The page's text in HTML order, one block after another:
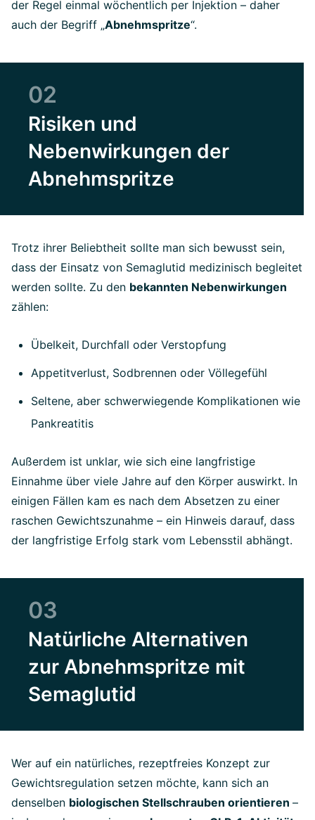
der Regel einmal wöchentlich per Injektion – daher
auch der Begriff „Abnehmspritze“.
02
Risiken und
Nebenwirkungen der
Abnehmspritze
Trotz ihrer Beliebtheit sollte man sich bewusst sein,
dass der Einsatz von Semaglutid medizinisch begleitet
werden sollte. Zu den bekannten Nebenwirkungen
zählen:
Übelkeit, Durchfall oder Verstopfung
Appetitverlust, Sodbrennen oder Völlegefühl
Seltene, aber schwerwiegende Komplikationen wie
Pankreatitis
Außerdem ist unklar, wie sich eine langfristige
Einnahme über viele Jahre auf den Körper auswirkt. In
einigen Fällen kam es nach dem Absetzen zu einer
raschen Gewichtszunahme – ein Hinweis darauf, dass
der langfristige Erfolg stark vom Lebensstil abhängt.
03
Natürliche Alternativen
zur Abnehmspritze mit
Semaglutid
Wer auf ein natürliches, rezeptfreies Konzept zur
Gewichtsregulation setzen möchte, kann sich an
denselben biologischen Stellschrauben orientieren –